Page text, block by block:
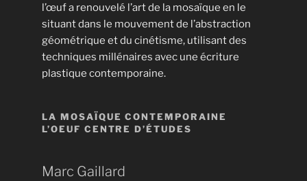
l’œuf a renouvelé l’art de la mosaïque en le
situant dans le mouvement de l’abstraction
géométrique et du cinétisme, utilisant des
techniques millénaires avec une écriture
plastique contemporaine.
LA MOSAÏQUE CONTEMPORAINE
L’OEUF CENTRE D’ÉTUDES
Marc Gaillard